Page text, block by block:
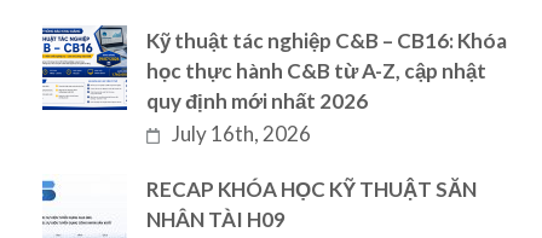
Kỹ thuật tác nghiệp C&B – CB16: Khóa
học thực hành C&B từ A-Z, cập nhật
quy định mới nhất 2026
July 16th, 2026
RECAP KHÓA HỌC KỸ THUẬT SĂN
NHÂN TÀI H09